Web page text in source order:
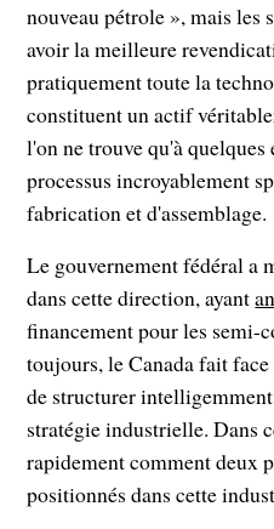
nouveau pétrole », mais
avoir la meilleure
pratiquement toute la
constituent un actif
l'on ne trouve qu'à
processus incroyablement
fabrication et d'assemblage.
Le gouvernement fédéral a
dans cette direction, ayant
financement pour les semi-
toujours, le Canada fait
de structurer
stratégie industrielle. Dans
rapidement comment deux
positionnés dans cette